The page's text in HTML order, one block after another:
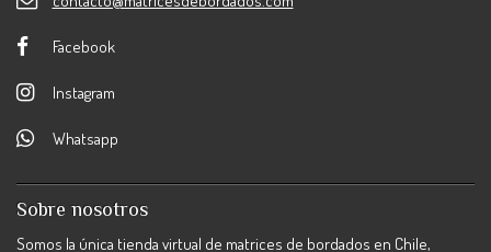
Facebook
Instagram
Whatsapp
Sobre nosotros
Somos la única tienda virtual de matrices de bordados en Chile,